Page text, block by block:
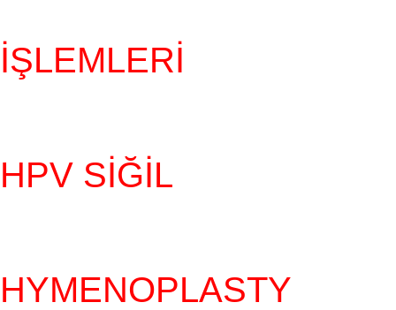
İŞLEMLERI
HPV SIĞIL
HYMENOPLASTY